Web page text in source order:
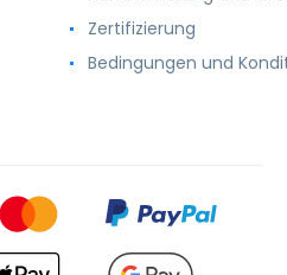
Zertifizierung
Bedingungen und